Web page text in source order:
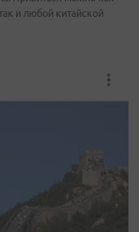
и любой китайской